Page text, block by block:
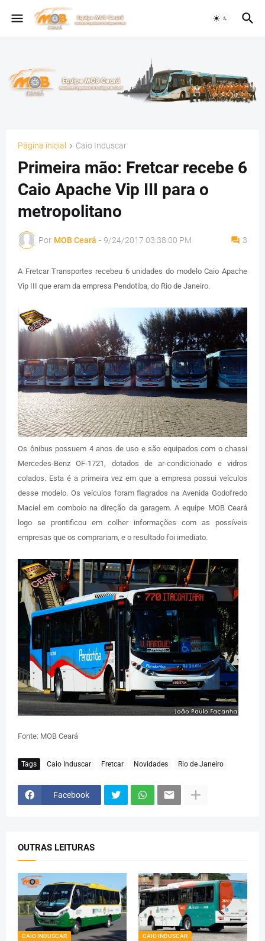
Página inicial Caio Induscar
Primeira mão: Fretcar recebe 6
Caio Apache Vip III para o
metropolitano
Por MOB Ceará - 9/24/2017 03:38:00 PM 3
A Fretcar Transportes recebeu 6 unidades do modelo Caio Apache
Vip III que eram da empresa Pendotiba, do Rio de Janeiro.
Os ônibus possuem 4 anos de uso e são equipados com o chassi
Mercedes-Benz OF-1721, dotados de ar-condicionado e vidros
colados. Esta é a primeira vez em que a empresa possui veículos
desse modelo. Os veículos foram flagrados na Avenida Godofredo
Maciel em comboio na direção da garagem. A equipe MOB Ceará
logo se prontificou em colher informações com as possíveis
empresas que os comprariam, e o resultado foi imediato.
Fonte: MOB Ceará
Tags Caio Induscar Fretcar Novidades Rio de Janeiro
Facebook
OUTRAS LEITURAS
CAIO INDUSCAR CAIO INDUSCAR